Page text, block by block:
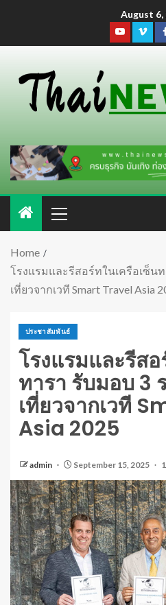
August 6,
Home
โรงแรมและรีสอร์ทในเครือเซ็น
เที่ยวจากเวที Smart Travel Asia
ประชาสัมพันธ์
โรงแรมและรีส
ทารา รับมอบ 3
เที่ยวจากเวที
Asia 2025
admin September 15, 2025